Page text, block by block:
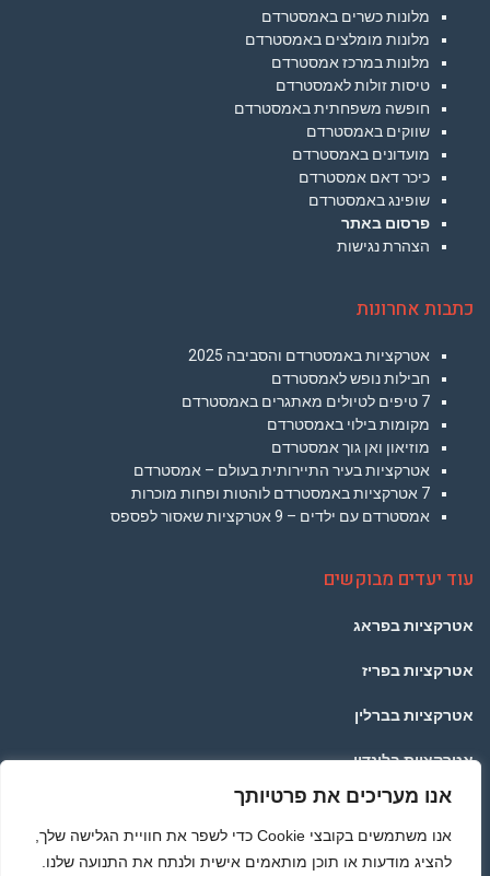
אנו מעריכים את פרטיותך
אנו משתמשים בקובצי Cookie כדי לשפר את חוויית הגלישה שלך,
להציג מודעות או תוכן מותאמים אישית ולנתח את התנועה שלנו.
מלונות כשרים באמסטרדם
מלונות מומלצים באמסטרדם
מלונות במרכז אמסטרדם
טיסות זולות לאמסטרדם
חופשה משפחתית באמסטרדם
שווקים באמסטרדם
מועדונים באמסטרדם
כיכר דאם אמסטרדם
שופינג באמסטרדם
פרסום באתר
הצהרת נגישות
כתבות אחרונות
אטרקציות באמסטרדם והסביבה 2025
חבילות נופש לאמסטרדם
7 טיפים לטיולים מאתגרים באמסטרדם
מקומות בילוי באמסטרדם
מוזיאון ואן גוך אמסטרדם
אטרקציות בעיר התיירותית בעולם – אמסטרדם
7 אטרקציות באמסטרדם לוהטות ופחות מוכרות
אמסטרדם עם ילדים – 9 אטרקציות שאסור לפספס
עוד יעדים מבוקשים
אטרקציות בפראג
אטרקציות בפריז
אטרקציות בברלין
אטרקציות בלונדון
אטרקציות בתאילנד